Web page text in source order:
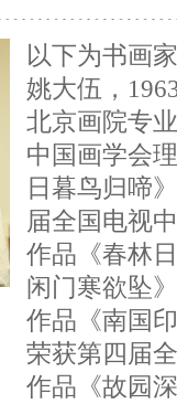
以下为书画
姚大伍，
北京画院专
中国画学会
日暮鸟归啼
届全国电视
作品《春林
闲门寒欲坠
作品《南国
荣获第四届
作品《故园